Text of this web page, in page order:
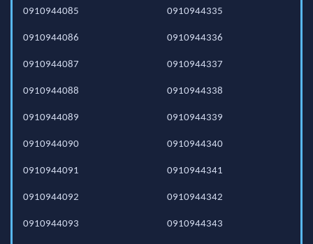
0910944085
0910944086
0910944087
0910944088
0910944089
0910944090
0910944091
0910944092
0910944093
0910944335
0910944336
0910944337
0910944338
0910944339
0910944340
0910944341
0910944342
0910944343